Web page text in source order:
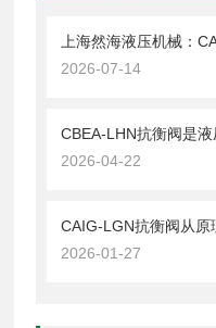
2026-07-14
CBEA-LHN抗衡阀是
2026-04-22
CAIG-LGN抗衡阀从
2026-01-27